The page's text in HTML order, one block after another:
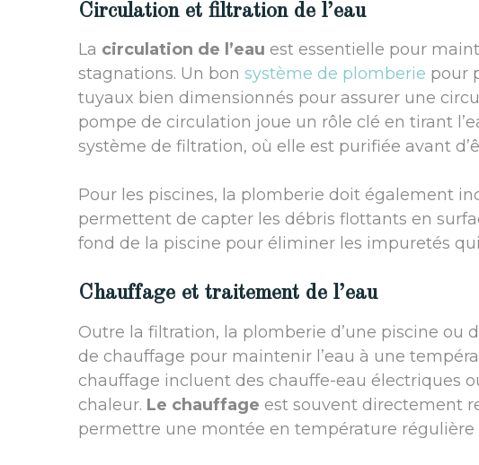
Circulation et filtration de l’eau
La circulation de l’eau est essentielle pour
stagnations. Un bon système de plomberie pour
tuyaux bien dimensionnés pour assurer une
pompe de circulation joue un rôle clé en tirant
système de filtration, où elle est purifiée avant
Pour les piscines, la plomberie doit également
permettent de capter les débris flottants en
fond de la piscine pour éliminer les impuretés
Chauffage et traitement de l’eau
Outre la filtration, la plomberie d’une piscine ou
de chauffage pour maintenir l’eau à une
chauffage incluent des chauffe-eau électriques
chaleur. Le chauffage est souvent directement
permettre une montée en température régulière